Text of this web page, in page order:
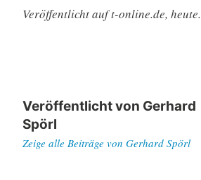
Veröffentlicht auf t-online.de, heute.
Veröffentlicht von Gerhard
Spörl
Zeige alle Beiträge von Gerhard Spörl